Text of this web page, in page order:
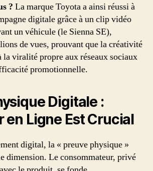
? La marque Toyota a ainsi réussi à
digitale grâce à un clip vidéo
un véhicule (le Sienna SE),
de vues, prouvant que la créativité
la viralité propre aux réseaux sociaux
promotionnelle.
Digitale :
en Ligne Est Crucial
digital, la « preuve physique »
dimension. Le consommateur, privé